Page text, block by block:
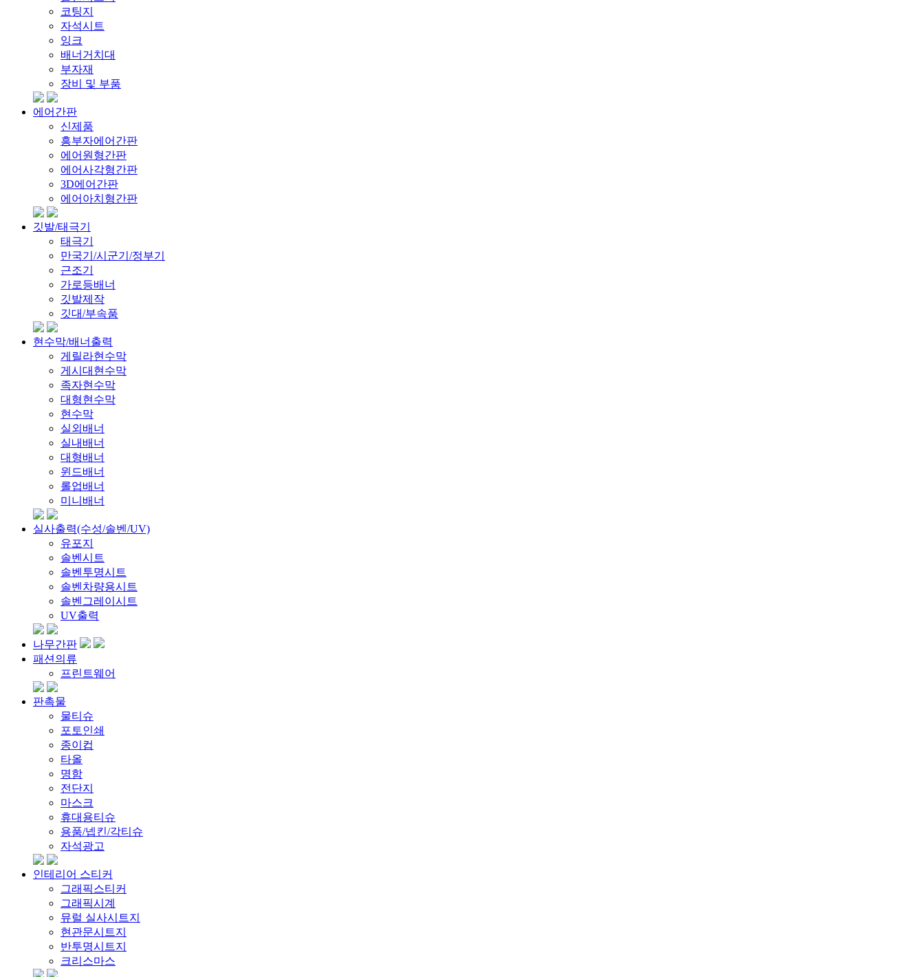
코팅지
자석시트
잉크
배너거치대
부자재
장비 및 부품
에어간판
신제품
흥부자에어간판
에어원형간판
에어사각형간판
3D에어간판
에어아치형간판
깃발/태극기
태극기
만국기/시군기/정부기
근조기
가로등배너
깃발제작
깃대/부속품
현수막/배너출력
게릴라현수막
게시대현수막
족자현수막
대형현수막
현수막
실외배너
실내배너
대형배너
윈드배너
롤업배너
미니배너
실사출력(수성/솔벤/UV)
유포지
솔벤시트
솔벤투명시트
솔벤차량용시트
솔벤그레이시트
UV출력
나무간판
패션의류
프린트웨어
판촉물
물티슈
포토인쇄
종이컵
타올
명함
전단지
마스크
휴대용티슈
용품/넵킨/각티슈
자석광고
인테리어 스티커
그래픽스티커
그래픽시계
뮤럴 실사시트지
현관문시트지
반투명시트지
크리스마스